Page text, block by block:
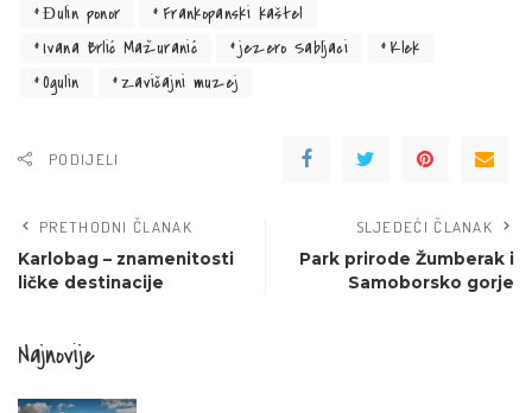
Đulin ponor
Frankopanski kaštel
Ivana Brlić Mažuranić
jezero Sabljaci
Klek
Ogulin
Zavičajni muzej
PODIJELI
PRETHODNI ČLANAK
Karlobag – znamenitosti
ličke destinacije
SLJEDEĆI ČLANAK
Park prirode Žumberak i
Samoborsko gorje
Najnovije